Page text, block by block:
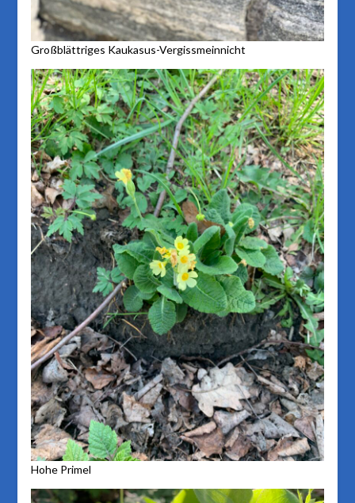
Großblättriges Kaukasus-Vergissmeinnicht
Hohe Primel